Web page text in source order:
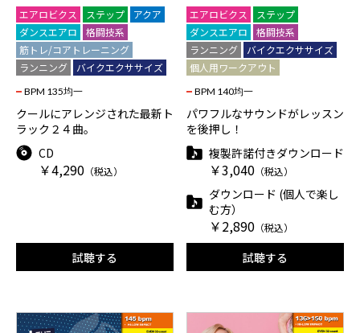
エアロビクス
ステップ
アクア
ダンスエアロ
格闘技系
筋トレ/コアトレーニング
ランニング
バイクエクササイズ
BPM 135均一
クールにアレンジされた最新ト
ラック２４曲。
CD
￥4,290 （税込）
試聴する
エアロビクス
ステップ
ダンスエアロ
格闘技系
ランニング
バイクエクササイズ
個人用ワークアウト
BPM 140均一
パワフルなサウンドがレッスン
を後押し！
複製許諾付きダウンロード
￥3,040 （税込）
ダウンロード (個人で楽し
む方）
￥2,890 （税込）
試聴する